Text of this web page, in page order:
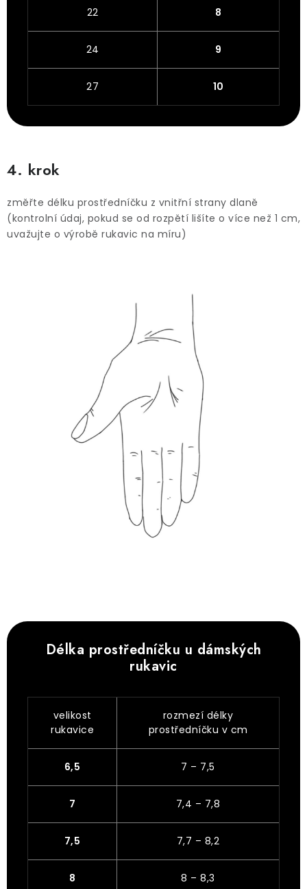
22 8
24 9
27 10
4. krok
změřte délku prostředníčku z vnitřní strany dlaně
(kontrolní údaj, pokud se od rozpětí lišíte o více než 1 cm,
uvažujte o výrobě rukavic na míru)
Délka prostředníčku u dámských
rukavic
velikost
rukavice
rozmezí délky
prostředníčku v cm
6,5 7 – 7,5
7 7,4 – 7,8
7,5 7,7 – 8,2
8 8 – 8,3